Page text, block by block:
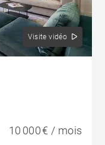
Visite vidéo
10 000 € / mois